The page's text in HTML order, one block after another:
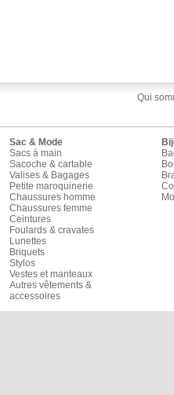
Qui
Sac & Mode
Sacs à main
Sacoche & cartable
Valises & Bagages
Petite maroquinerie
Chaussures homme
Chaussures femme
Ceintures
Foulards & cravates
Lunettes
Briquets
Stylos
Vestes et manteaux
Autres vêtements &
accessoires